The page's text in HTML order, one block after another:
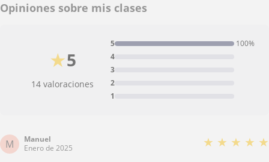
Opiniones sobre mis clases
5
★
14 valoraciones
1
2
3
4
5 100%
M
Manuel
Enero de 2025
★ ★ ★ ★ ★